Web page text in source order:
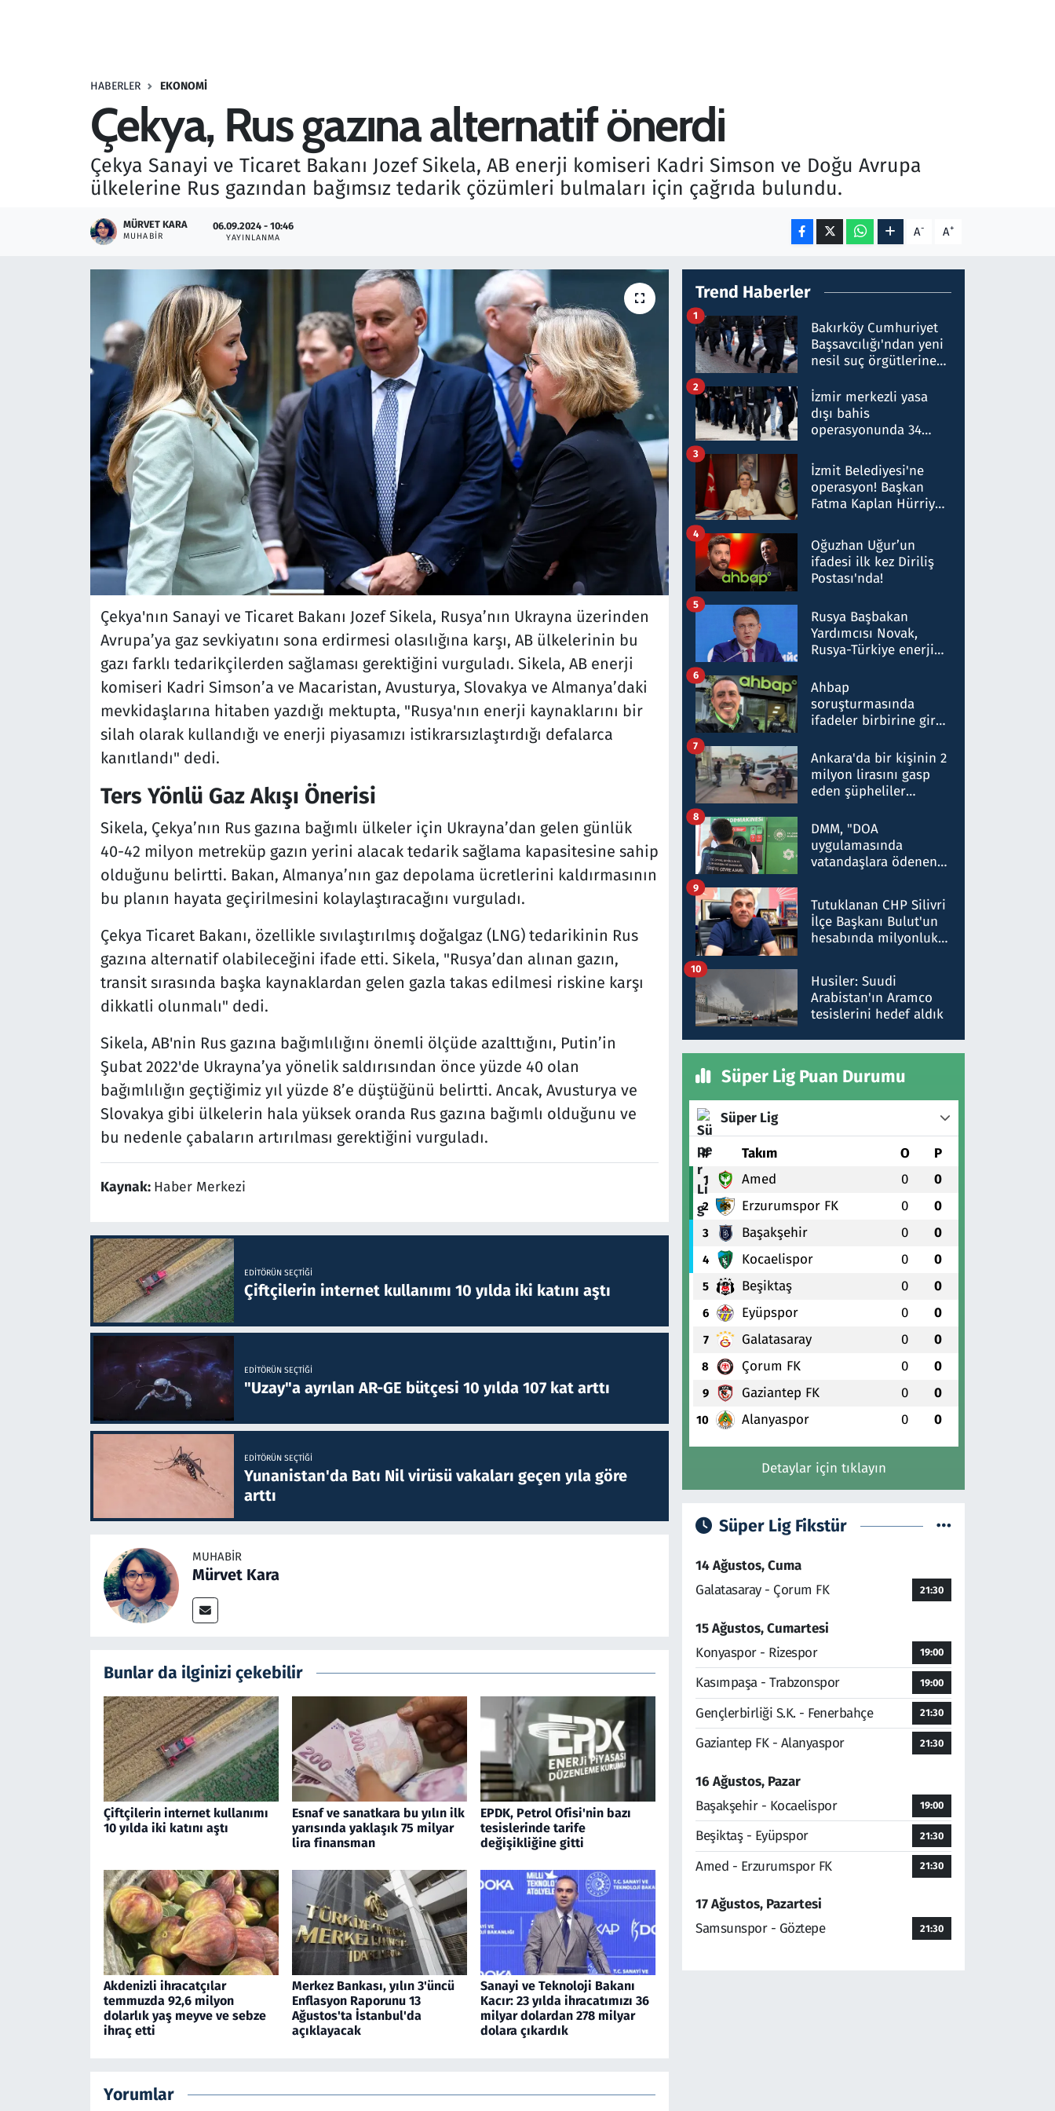
HABERLER EKONOMI
Çekya, Rus gazına alternatif önerdi
Çekya Sanayi ve Ticaret Bakanı Jozef Sikela, AB enerji komiseri Kadri Simson ve Doğu Avrupa
ülkelerine Rus gazından bağımsız tedarik çözümleri bulmaları için çağrıda bulundu.
MÜRVET KARA
MUHABIR
06.09.2024 - 10:46
YAYINLANMA A- A+
Çekya'nın Sanayi ve Ticaret Bakanı Jozef Sikela, Rusya’nın Ukrayna üzerinden
Avrupa’ya gaz sevkiyatını sona erdirmesi olasılığına karşı, AB ülkelerinin bu
gazı farklı tedarikçilerden sağlaması gerektiğini vurguladı. Sikela, AB enerji
komiseri Kadri Simson’a ve Macaristan, Avusturya, Slovakya ve Almanya’daki
mevkidaşlarına hitaben yazdığı mektupta, "Rusya'nın enerji kaynaklarını bir
silah olarak kullandığı ve enerji piyasamızı istikrarsızlaştırdığı defalarca
kanıtlandı" dedi.
Ters Yönlü Gaz Akışı Önerisi
Sikela, Çekya’nın Rus gazına bağımlı ülkeler için Ukrayna’dan gelen günlük
40-42 milyon metreküp gazın yerini alacak tedarik sağlama kapasitesine sahip
olduğunu belirtti. Bakan, Almanya’nın gaz depolama ücretlerini kaldırmasının
bu planın hayata geçirilmesini kolaylaştıracağını vurguladı.
Çekya Ticaret Bakanı, özellikle sıvılaştırılmış doğalgaz (LNG) tedarikinin Rus
gazına alternatif olabileceğini ifade etti. Sikela, "Rusya’dan alınan gazın,
transit sırasında başka kaynaklardan gelen gazla takas edilmesi riskine karşı
dikkatli olunmalı" dedi.
Sikela, AB'nin Rus gazına bağımlılığını önemli ölçüde azalttığını, Putin’in
Şubat 2022'de Ukrayna’ya yönelik saldırısından önce yüzde 40 olan
bağımlılığın geçtiğimiz yıl yüzde 8’e düştüğünü belirtti. Ancak, Avusturya ve
Slovakya gibi ülkelerin hala yüksek oranda Rus gazına bağımlı olduğunu ve
bu nedenle çabaların artırılması gerektiğini vurguladı.
Kaynak: Haber Merkezi
EDITÖRÜN SEÇTIĞI
Çiftçilerin internet kullanımı 10 yılda iki katını aştı
EDITÖRÜN SEÇTIĞI
"Uzay"a ayrılan AR-GE bütçesi 10 yılda 107 kat arttı
EDITÖRÜN SEÇTIĞI
Yunanistan'da Batı Nil virüsü vakaları geçen yıla göre
arttı
MUHABIR
Mürvet Kara
Bunlar da ilginizi çekebilir
Çiftçilerin internet kullanımı
10 yılda iki katını aştı
Esnaf ve sanatkara bu yılın ilk
yarısında yaklaşık 75 milyar
lira finansman
EPDK, Petrol Ofisi'nin bazı
tesislerinde tarife
değişikliğine gitti
Akdenizli ihracatçılar
temmuzda 92,6 milyon
dolarlık yaş meyve ve sebze
ihraç etti
Merkez Bankası, yılın 3'üncü
Enflasyon Raporunu 13
Ağustos'ta İstanbul'da
açıklayacak
Sanayi ve Teknoloji Bakanı
Kacır: 23 yılda ihracatımızı 36
milyar dolardan 278 milyar
dolara çıkardık
Yorumlar
Trend Haberler
Bakırköy Cumhuriyet
Başsavcılığı'ndan yeni
nesil suç örgütlerine
hakkında gözaltı kararı
1
İzmir merkezli yasa
dışı bahis
operasyonunda 34
Milyar liralık para
trafiği tespit edildi
2
İzmit Belediyesi'ne
operasyon! Başkan
Fatma Kaplan Hürriyet
3
Oğuzhan Uğur’un
ifadesi ilk kez Diriliş
Postası'nda!
4
Rusya Başbakan
Yardımcısı Novak,
Rusya-Türkiye enerji
nitelikte olduğunu
belirtti
5
Ahbap
soruşturmasında
ifadeler birbirine girdi:
ifadelerinden ortaya
çıkan tablo şok etti
6
Ankara'da bir kişinin 2
milyon lirasını gasp
eden şüpheliler
7
DMM, "DOA
uygulamasında
vatandaşlara ödenen
düşürüldüğü" iddiasını
yalanladı
8
Tutuklanan CHP Silivri
İlçe Başkanı Bulut'un
hesabında milyonluk
talimat verdi, ben
gönderdim
9
Husiler: Suudi
Arabistan'ın Aramco
tesislerini hedef aldık
10
Süper Lig Puan Durumu
Süper Lig
# Takım O P
1 Amed 0 0
2 Erzurumspor FK 0 0
3 Başakşehir 0 0
4 Kocaelispor 0 0
5 Beşiktaş 0 0
6 Eyüpspor 0 0
7 Galatasaray 0 0
8 Çorum FK 0 0
9 Gaziantep FK 0 0
10 Alanyaspor 0 0
Detaylar için tıklayın
Süper Lig Fikstür
14 Ağustos, Cuma
Galatasaray - Çorum FK
21:30
15 Ağustos, Cumartesi
Konyaspor - Rizespor
19:00
Kasımpaşa - Trabzonspor 19:00
Gençlerbirliği S.K. - Fenerbahçe 21:30
Gaziantep FK - Alanyaspor 21:30
16 Ağustos, Pazar
Başakşehir - Kocaelispor
19:00
Beşiktaş - Eyüpspor 21:30
Amed - Erzurumspor FK 21:30
17 Ağustos, Pazartesi
Samsunspor - Göztepe
21:30
Savunma Sanayi
Seçim 2023